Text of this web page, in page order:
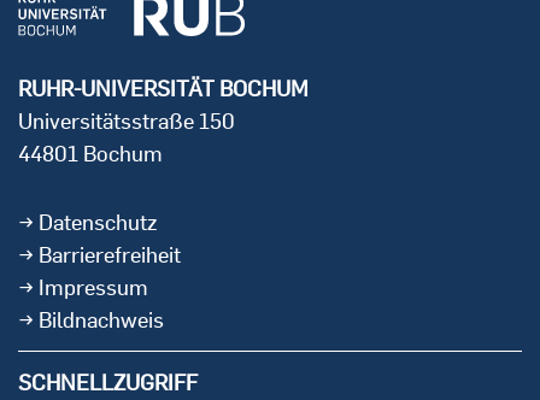
RUHR-UNIVERSITÄT BOCHUM
Universitätsstraße 150
44801 Bochum
Datenschutz
Barrierefreiheit
Impressum
Bildnachweis
SCHNELLZUGRIFF